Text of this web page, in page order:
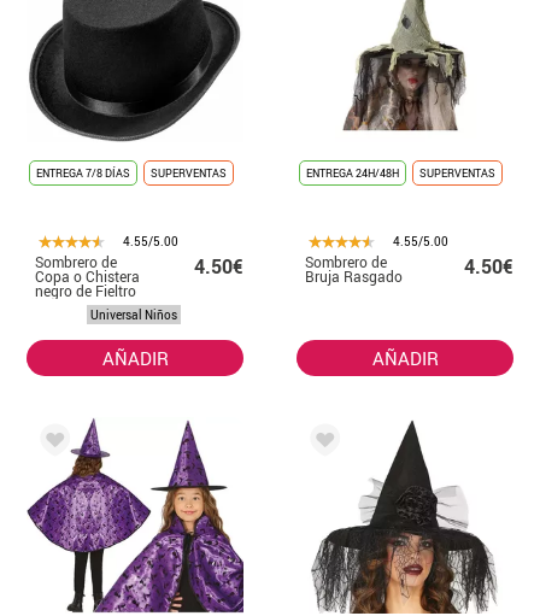
ENTREGA 7/8 DÍAS SUPERVENTAS
4.55/5.00
Sombrero de
Copa o Chistera
negro de Fieltro
para niños
4.50€
Universal Niños
AÑADIR
ENTREGA 24H/48H SUPERVENTAS
4.55/5.00
Sombrero de
Bruja Rasgado 4.50€
AÑADIR